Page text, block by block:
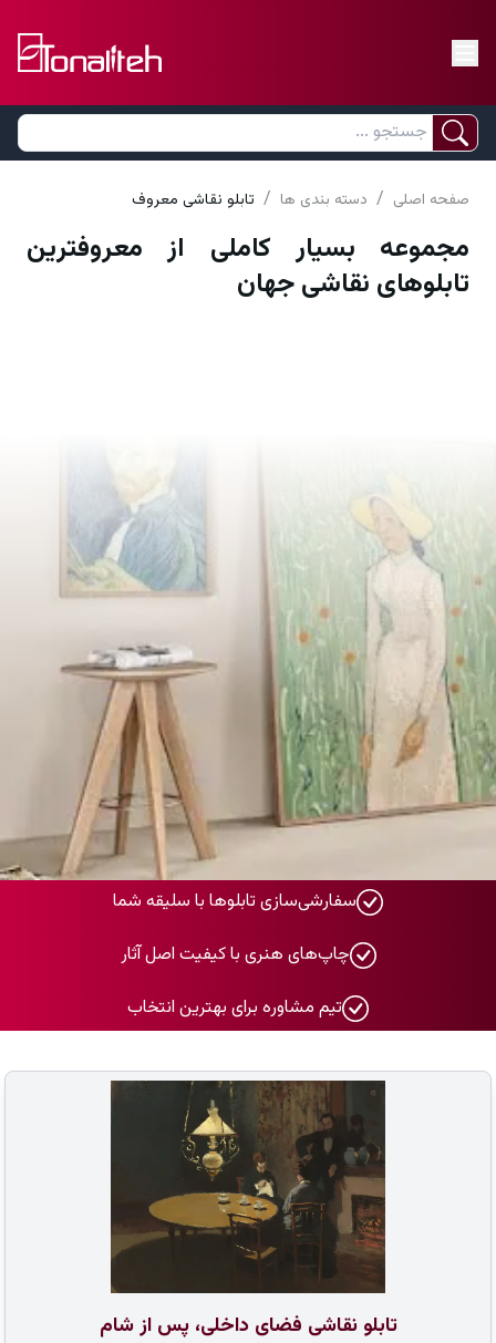
صفحه اصلی / دسته بندی ها / تابلو نقاشی معروف
مجموعه بسیار کاملی از معروفترین
تابلوهای نقاشی جهان
سفارشی‌سازی تابلوها با سلیقه شما
چاپ‌های هنری با کیفیت اصل آثار
تیم مشاوره برای بهترین انتخاب
تابلو نقاشی فضای داخلی، پس از شام